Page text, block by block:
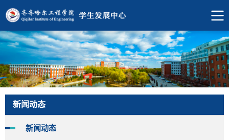
新闻动态
新闻动态